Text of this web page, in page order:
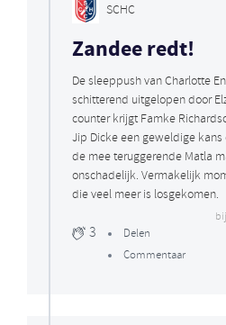
SCHC
Zandee redt!
De sleeppush van Charlotte
schitterend uitgelopen door
counter krijgt Famke
Jip Dicke een geweldige
de mee teruggerende Matla
onschadelijk. Vermakelijk
die veel meer is losgekomen.
3
Delen
Commentaar